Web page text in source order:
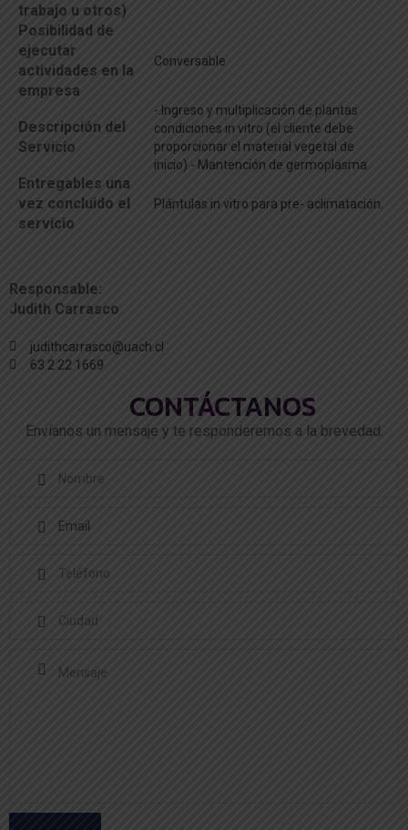
trabajo u otros)
Posibilidad de
ejecutar
actividades en la
empresa
Conversable
Descripción del
Servicio
-.Ingreso y multiplicación de plantas
condiciones in vitro (el cliente debe
proporcionar el material vegetal de
inicio) - Mantención de germoplasma
Entregables una
vez concluido el
servicio
Plántulas in vitro para pre- aclimatación.
Responsable:
Judith Carrasco
judithcarrasco@uach.cl
63 2 22 1669
CONTÁCTANOS
Envíanos un mensaje y te responderemos a la brevedad.